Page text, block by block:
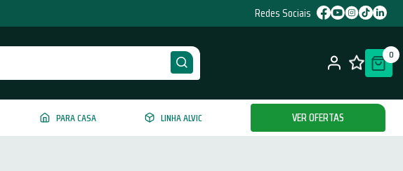
Redes Sociais
0
PARA CASA LINHA ALVIC VER OFERTAS